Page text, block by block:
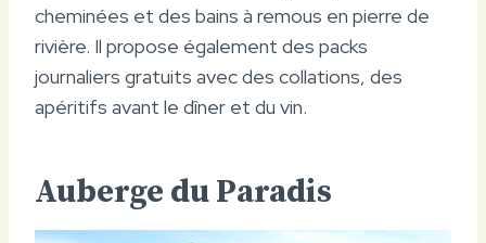
cheminées et des bains à remous en pierre de
rivière. Il propose également des packs
journaliers gratuits avec des collations, des
apéritifs avant le dîner et du vin.
Auberge du Paradis